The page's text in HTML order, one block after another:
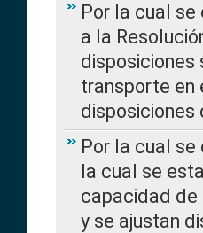
Por la cual se
a la
disposiciones
transporte en
disposiciones
Por la cual se
la cual se
capacidad de
y se ajustan